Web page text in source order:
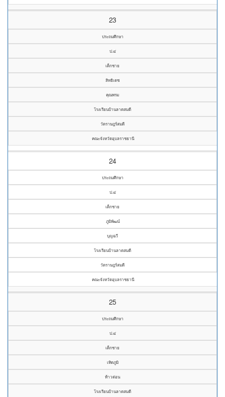
23
ประถมศึกษา
ป.๔
เด็กชาย
สิทธิเดช
คุณพรม
โรงเรียนบ้านลาดสมดี
วัดราษฎร์สมดี
คณะจังหวัดอุบลราชธานี
24
ประถมศึกษา
ป.๔
เด็กชาย
ภูมิพัฒน์
บุญฉวี
โรงเรียนบ้านลาดสมดี
วัดราษฎร์สมดี
คณะจังหวัดอุบลราชธานี
25
ประถมศึกษา
ป.๔
เด็กชาย
เทิดภูมิ
ท้าวด่อน
โรงเรียนบ้านลาดสมดี